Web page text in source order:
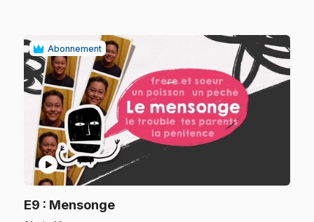
Abonnement
play_circle
E9 : Mensonge.